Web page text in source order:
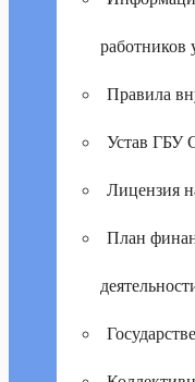
работников
Правила
Устав ГБУ
Лицензия
План